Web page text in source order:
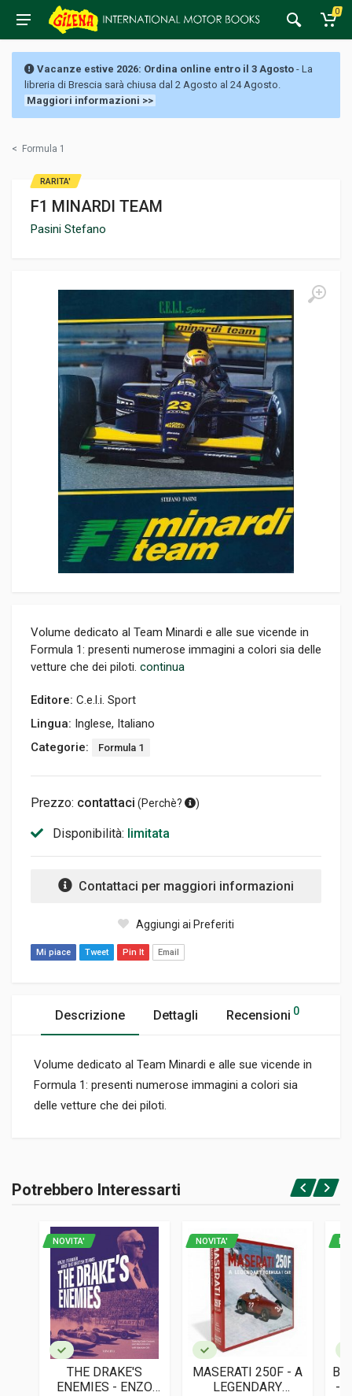
0
Vacanze estive 2026: Ordina online entro il 3 Agosto - La
libreria di Brescia sarà chiusa dal 2 Agosto al 24 Agosto.
Maggiori informazioni >>
< Formula 1
F1 MINARDI TEAM
Pasini Stefano
Volume dedicato al Team Minardi e alle sue vicende in
Formula 1: presenti numerose immagini a colori sia delle
vetture che dei piloti. continua
Editore: C.e.l.i. Sport
Lingua: Inglese, Italiano
Categorie:
Formula 1
RARITA'
Prezzo: contattaci (Perchè? )
Disponibilità: limitata
Contattaci per maggiori informazioni
Aggiungi ai Preferiti
Mi piace Tweet Pin It Email
Descrizione Dettagli Recensioni 0
Volume dedicato al Team Minardi e alle sue vicende in
Formula 1: presenti numerose immagini a colori sia
delle vetture che dei piloti.
Rilegato
C.e.l.i. Sport
LINGUA DEL TESTO
Inglese, Italiano
FORMATO
25 x 30 x 2 cm
Accedi o registrati
Potrebbero Interessarti
NOVITA'
THE DRAKE'S
ENEMIES - ENZO
NOVITA'
MASERATI 250F - A
LEGENDARY
-